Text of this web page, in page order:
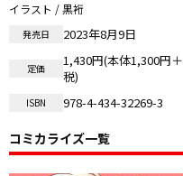
イラスト / 黒裄
発売日 2023年8月9日
定価
1,430円(本体1,300円＋
税)
ISBN 978-4-434-32269-3
コミカライズ一覧